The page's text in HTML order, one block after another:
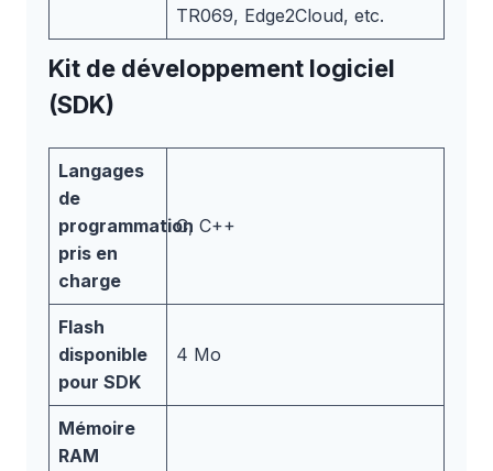
TR069, Edge2Cloud, etc.
Kit de développement logiciel
(SDK)
Langages
de
programmation
pris en
charge
C, C++
Flash
disponible
pour SDK
4 Mo
Mémoire
RAM